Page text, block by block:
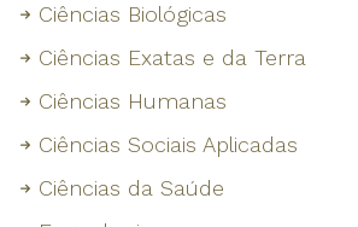
Ciências Biológicas
Ciências Exatas e da Terra
Ciências Humanas
Ciências Sociais Aplicadas
Ciências da Saúde